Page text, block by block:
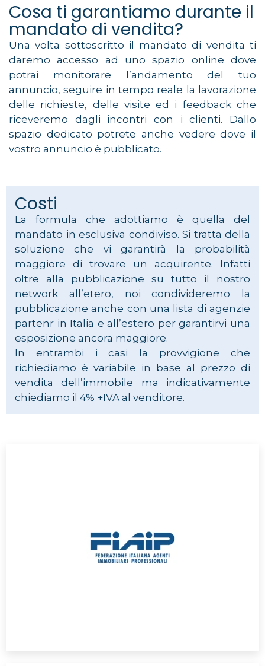
Cosa ti garantiamo durante il
mandato di vendita?
Una volta sottoscritto il mandato di vendita ti
daremo accesso ad uno spazio online dove
potrai monitorare l’andamento del tuo
annuncio, seguire in tempo reale la lavorazione
delle richieste, delle visite ed i feedback che
riceveremo dagli incontri con i clienti. Dallo
spazio dedicato potrete anche vedere dove il
vostro annuncio è pubblicato.
Costi
La formula che adottiamo è quella del
mandato in esclusiva condiviso. Si tratta della
soluzione che vi garantirà la probabilità
maggiore di trovare un acquirente. Infatti
oltre alla pubblicazione su tutto il nostro
network all’etero, noi condivideremo la
pubblicazione anche con una lista di agenzie
partenr in Italia e all’estero per garantirvi una
esposizione ancora maggiore.
In entrambi i casi la provvigione che
richiediamo è variabile in base al prezzo di
vendita dell’immobile ma indicativamente
chiediamo il 4% +IVA al venditore.
La Federazione Italiana Agenti Immobiliari Professionisti
rappresenta lo standard di riferimento per l’attività di
intermediazione immobiliare in Italia. Siamo regolarmente